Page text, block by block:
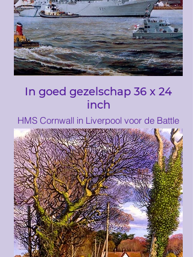
In goed gezelschap 36 x 24
inch
HMS Cornwall in Liverpool voor de Battle
of the Atlantic Commemorations in 1993
(B93). HMS Cornwall was het schip in het
centrum van een internationaal incident
met Iran op 23 maart 2007, vijftien Royal
Navy-personeelsleden van HMS Cornwall
waren op zoek naar een koopvaardijschip
toen ze werden omsingeld door de marine
van de Iraanse Revolutionaire Garde en
werden vastgehouden voor de Iran-Irak
kust. ... De vijftien personeelsleden
werden dertien dagen later, op 4 april
2007, vrijgelaten.